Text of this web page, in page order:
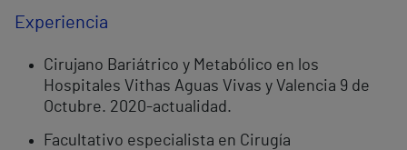
Experiencia
Cirujano Bariátrico y Metabólico en los
Hospitales Vithas Aguas Vivas y Valencia 9 de
Octubre. 2020-actualidad.
Facultativo especialista en Cirugía